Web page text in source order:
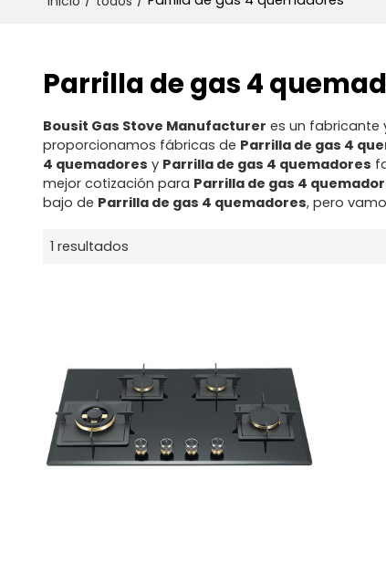
Parrilla de gas 4
Bousit Gas Stove Manufacturer es un fabricante
proporcionamos fábricas de Parrilla de gas 4
4 quemadores y Parrilla de gas 4 quemadores
mejor cotización para Parrilla de gas 4
bajo de Parrilla de gas 4 quemadores, pero
1 resultados